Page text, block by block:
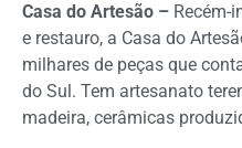
Casa do Artesão – Recém-
e restauro, a Casa do
milhares de peças que
do Sul. Tem artesanato
madeira, cerâmicas